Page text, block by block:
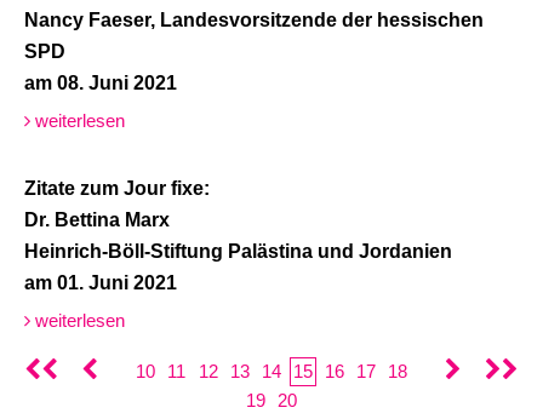
Nancy Faeser, Landesvorsitzende der hessischen
SPD
am 08. Juni 2021
weiterlesen
Zitate zum Jour fixe:
Dr. Bettina Marx
Heinrich-Böll-Stiftung Palästina und Jordanien
am 01. Juni 2021
weiterlesen
10 11 12 13 14 15 16 17
18
19
20